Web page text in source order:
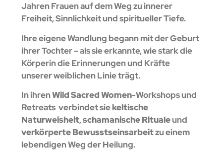
Jahren Frauen auf dem Weg zu innerer
Freiheit, Sinnlichkeit und spiritueller Tiefe.
Ihre eigene Wandlung begann mit der Geburt
ihrer Tochter – als sie erkannte, wie stark die
Körperin die Erinnerungen und Kräfte
unserer weiblichen Linie trägt.
In ihrenWild Sacred Women-Workshops und
Retreats verbindet siekeltische
Naturweisheit,schamanische Ritualeund
verkörperte Bewusstseinsarbeitzu einem
lebendigen Weg der Heilung.